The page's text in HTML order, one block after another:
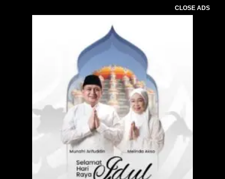
CLOSE ADS